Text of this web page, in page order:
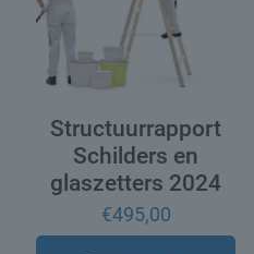
Structuurrapport
Schilders en
glaszetters 2024
€495,00